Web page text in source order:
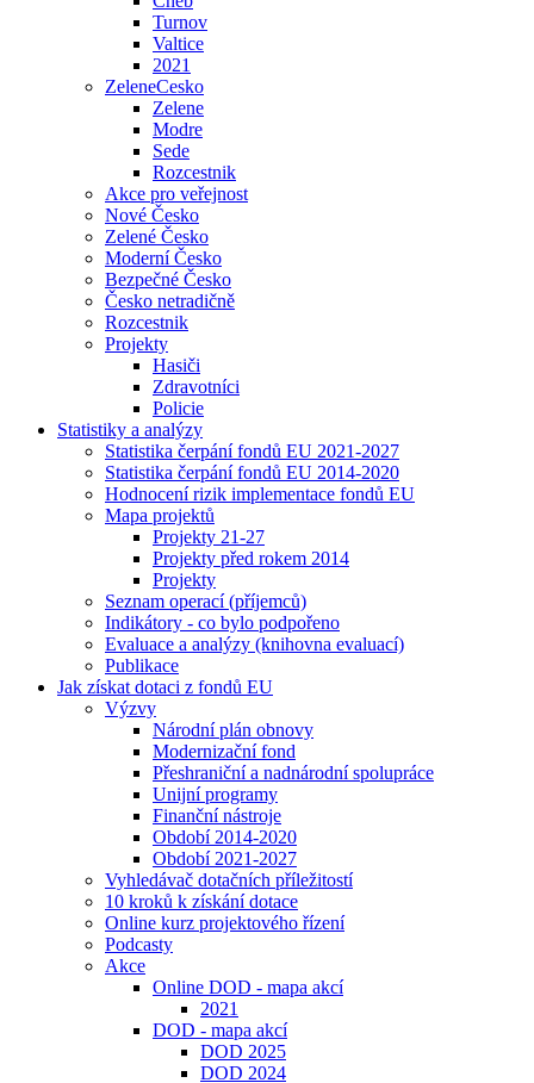
Turnov
Valtice
2021
ZeleneCesko
Zelene
Modre
Sede
Rozcestnik
Akce pro veřejnost
Nové Česko
Zelené Česko
Moderní Česko
Bezpečné Česko
Česko netradičně
Rozcestnik
Projekty
Hasiči
Zdravotníci
Policie
Statistiky a analýzy
Statistika čerpání fondů EU 2021-2027
Statistika čerpání fondů EU 2014-2020
Hodnocení rizik implementace fondů EU
Mapa projektů
Projekty 21-27
Projekty před rokem 2014
Projekty
Seznam operací (příjemců)
Indikátory - co bylo podpořeno
Evaluace a analýzy (knihovna evaluací)
Publikace
Jak získat dotaci z fondů EU
Výzvy
Národní plán obnovy
Modernizační fond
Přeshraniční a nadnárodní spolupráce
Unijní programy
Finanční nástroje
Období 2014-2020
Období 2021-2027
Vyhledávač dotačních příležitostí
10 kroků k získání dotace
Online kurz projektového řízení
Podcasty
Akce
Online DOD - mapa akcí
2021
DOD - mapa akcí
DOD 2025
DOD 2024